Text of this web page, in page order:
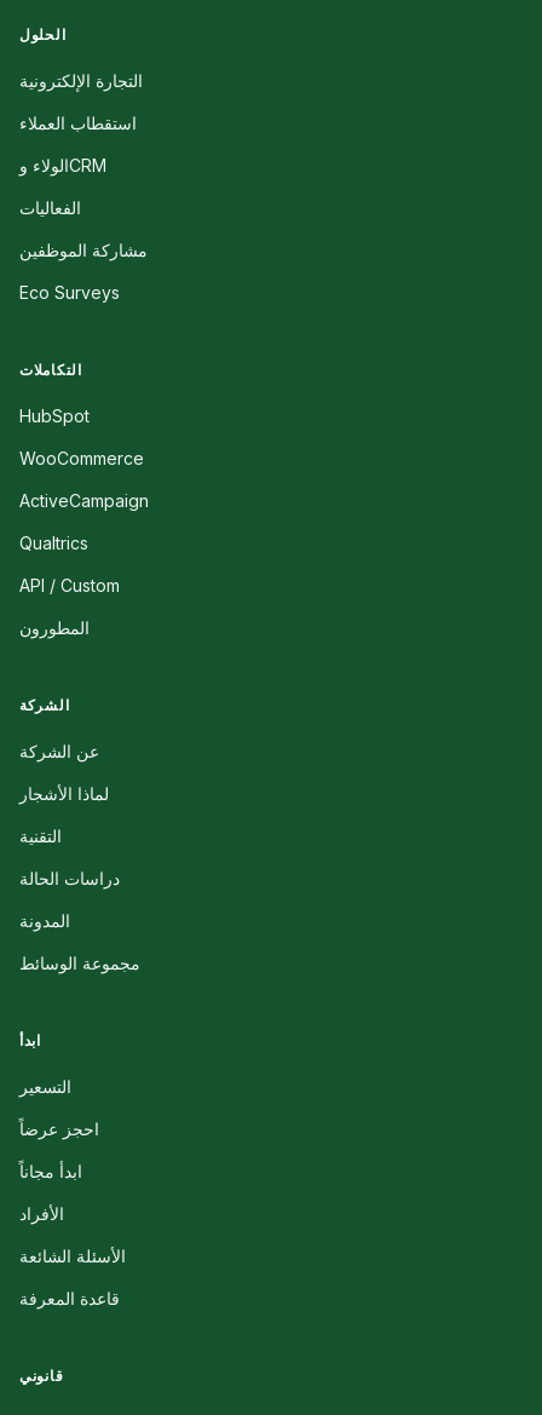
الحلول
التجارة الإلكترونية
استقطاب العملاء
الولاء وCRM
الفعاليات
مشاركة الموظفين
Eco Surveys
التكاملات
HubSpot
WooCommerce
ActiveCampaign
Qualtrics
API / Custom
المطورون
الشركة
عن الشركة
لماذا الأشجار
التقنية
دراسات الحالة
المدونة
مجموعة الوسائط
ابدأ
التسعير
احجز عرضاً
ابدأ مجاناً
الأفراد
الأسئلة الشائعة
قاعدة المعرفة
قانوني